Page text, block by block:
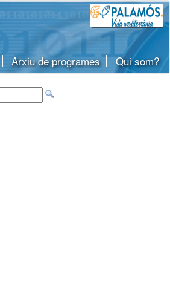
Arxiu de programes Qui som?